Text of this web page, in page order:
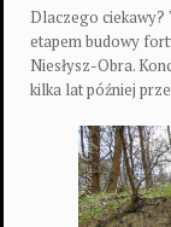
Dlaczego ciekawy?
etapem budowy
Niesłysz-Obra.
kilka lat później